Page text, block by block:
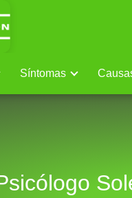
Síntomas